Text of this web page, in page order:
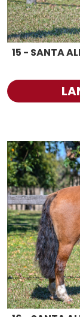
15 - SANTA